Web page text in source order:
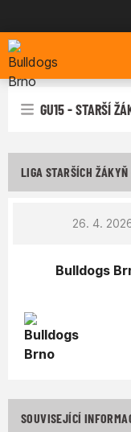
Bulldogs Brno
GU15 - STARŠÍ
LIGA STARŠÍCH
26. 4.
Bulldogs
SOUVISEJÍCÍ